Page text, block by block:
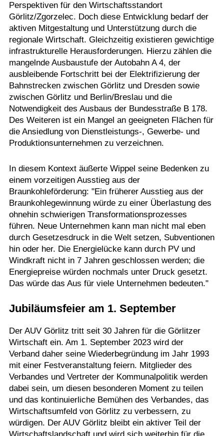
Perspektiven für den Wirtschaftsstandort
Görlitz/Zgorzelec. Doch diese Entwicklung bedarf der
aktiven Mitgestaltung und Unterstützung durch die
regionale Wirtschaft. Gleichzeitig existieren gewichtige
infrastrukturelle Herausforderungen. Hierzu zählen die
mangelnde Ausbaustufe der Autobahn A 4, der
ausbleibende Fortschritt bei der Elektrifizierung der
Bahnstrecken zwischen Görlitz und Dresden sowie
zwischen Görlitz und Berlin/Breslau und die
Notwendigkeit des Ausbaus der Bundesstraße B 178.
Des Weiteren ist ein Mangel an geeigneten Flächen für
die Ansiedlung von Dienstleistungs-, Gewerbe- und
Produktionsunternehmen zu verzeichnen.
In diesem Kontext äußerte Wippel seine Bedenken zu
einem vorzeitigen Ausstieg aus der
Braunkohleförderung: "Ein früherer Ausstieg aus der
Braunkohlegewinnung würde zu einer Überlastung des
ohnehin schwierigen Transformationsprozesses
führen. Neue Unternehmen kann man nicht mal eben
durch Gesetzesdruck in die Welt setzen, Subventionen
hin oder her. Die Energielücke kann durch PV und
Windkraft nicht in 7 Jahren geschlossen werden; die
Energiepreise würden nochmals unter Druck gesetzt.
Das würde das Aus für viele Unternehmen bedeuten."
Jubiläumsfeier am 1. September
Der AUV Görlitz tritt seit 30 Jahren für die Görlitzer
Wirtschaft ein. Am 1. September 2023 wird der
Verband daher seine Wiederbegründung im Jahr 1993
mit einer Festveranstaltung feiern. Mitglieder des
Verbandes und Vertreter der Kommunalpolitik werden
dabei sein, um diesen besonderen Moment zu teilen
und das kontinuierliche Bemühen des Verbandes, das
Wirtschaftsumfeld von Görlitz zu verbessern, zu
würdigen. Der AUV Görlitz bleibt ein aktiver Teil der